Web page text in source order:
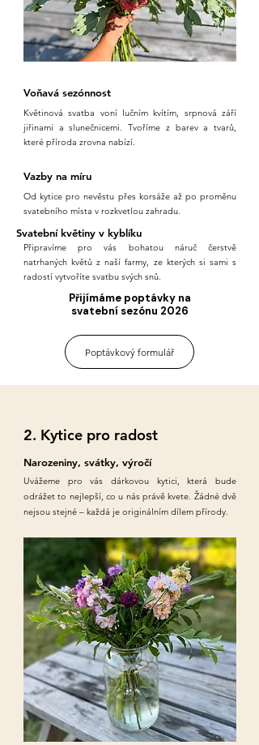
Voňavá sezónnost
Květinová svatba voní lučním kvítím, srpnová září
jiřinami a slunečnicemi. Tvoříme z barev a tvarů,
které příroda zrovna nabízí.
Vazby na míru
Od kytice pro nevěstu přes korsáže až po proměnu
svatebního místa v rozkvetlou zahradu.
Svatební květiny v kyblíku
Připravíme pro vás bohatou náruč čerstvě
natrhaných květů z naší farmy, ze kterých si sami s
radostí vytvoříte svatbu svých snů.
Přijímáme poptávky na
svatební sezónu 2026
Poptávkový formulář
2. Kytice pro radost
Narozeniny, svátky, výročí
Uvážeme pro vás dárkovou kytici, která bude
odrážet to nejlepší, co u nás právě kvete. Žádné dvě
nejsou stejné – každá je originálním dílem přírody.